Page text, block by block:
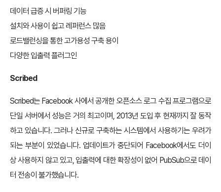
데이터 급증 시 버퍼링 기능
설치와 사용이 쉽고 레퍼런스 많음
로드밸런싱을 통한 고가용성 구축 용이
다양한 입출력 플러그인
Scribed
Scribed는 Facebook 사에서 공개한 오픈소스 로그 수집 프로그램으로
단일 서버에서 성능은 거의 최고이며, 2013년 도입 후 현재까지 잘 동작
하고 있습니다. 그러나 신규로 구축하는 시스템에서 사용하기는 우려가
되는 부분이 있었습니다. 업데이트가 중단되어 Facebook에서도 더이
상 사용하지 않고 있고, 입출력에 대한 확장성이 없어 PubSub으로 데이
터 전송이 불가했습니다.